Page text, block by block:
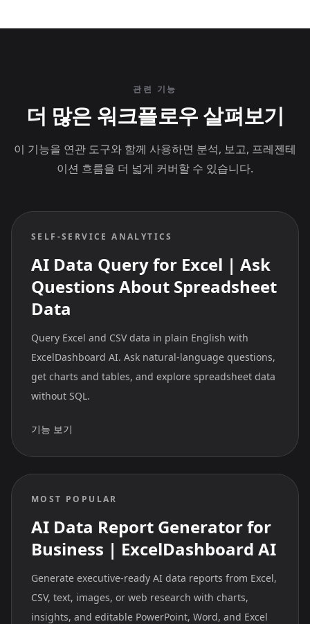
관련 기능
더 많은 워크플로우 살펴보기
이 기능을 연관 도구와 함께 사용하면 분석, 보고, 프레젠테
이션 흐름을 더 넓게 커버할 수 있습니다.
SELF-SERVICE ANALYTICS
AI Data Query for Excel | Ask
Questions About Spreadsheet
Data
Query Excel and CSV data in plain English with
ExcelDashboard AI. Ask natural-language questions,
get charts and tables, and explore spreadsheet data
without SQL.
기능 보기
MOST POPULAR
AI Data Report Generator for
Business | ExcelDashboard AI
Generate executive-ready AI data reports from Excel,
CSV, text, images, or web research with charts,
insights, and editable PowerPoint, Word, and Excel